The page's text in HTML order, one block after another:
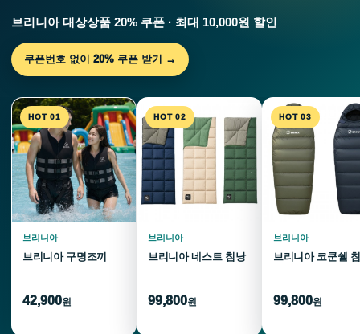
브리니아 대상상품 20% 쿠폰 · 최대 10,000원 할인
쿠폰번호 없이 20% 쿠폰 받기 →
HOT 01
브리니아
브리니아 구명조끼
42,900원
HOT 02
브리니아
브리니아 네스트 침낭
99,800원
HOT 03
브리니아
브리니아 코쿤쉘
99,800원